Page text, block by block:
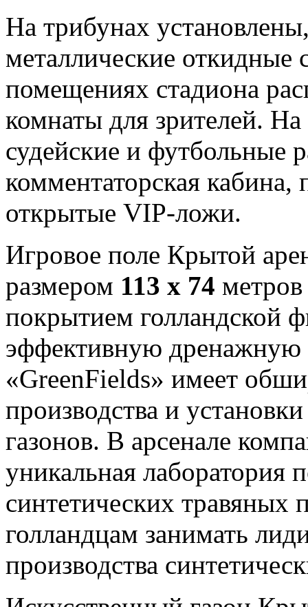
На трибунах
металлические
помещениях стадиона
комнаты для зрителей.
судейские и футбольные
комментаторская кабина,
открытые VIP-ложи.
Игровое поле Крытой
размером 113 х 74
покрытием голландской
эффективную дренажную
«GreenFields» имеет
производства и
газонов. В арсенале
уникальная лаборатория
синтетических травяных
голландцам занимать
производства